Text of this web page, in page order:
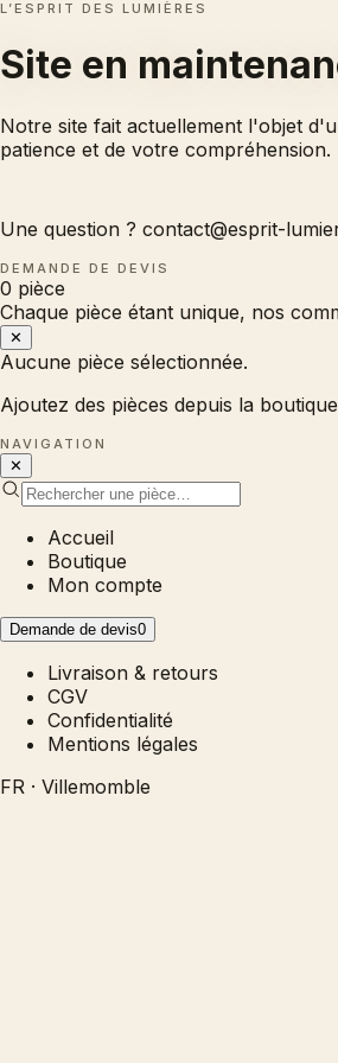
L’ESPRIT DES LUMIÈRES
Site en
Notre site fait actuellement l'objet
patience et de votre
Une question ? contact@esprit-
DEMANDE DE DEVIS
0 pièce
Chaque pièce étant unique, nos
✕
Aucune pièce sélectionnée.
Ajoutez des pièces depuis la
NAVIGATION
✕
Accueil
Boutique
Mon compte
Demande de devis0
Livraison & retours
CGV
Confidentialité
Mentions légales
FR · Villemomble